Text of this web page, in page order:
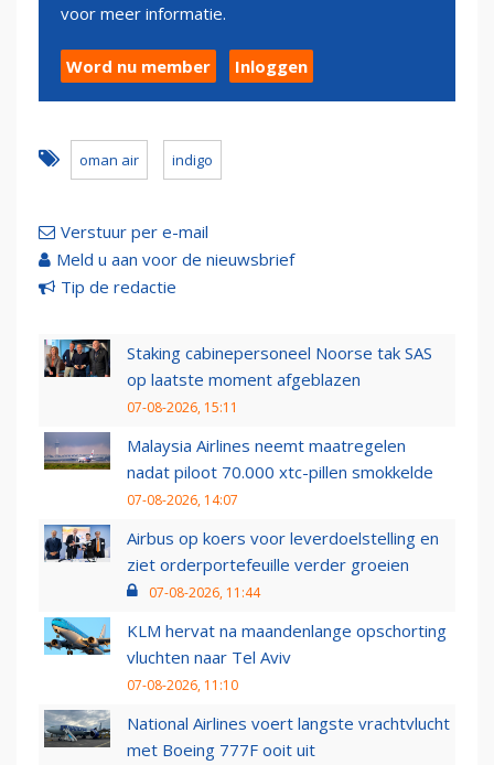
voor meer informatie.
Word nu member Inloggen
oman air indigo
Verstuur per e-mail
Meld u aan voor de nieuwsbrief
Tip de redactie
Staking cabinepersoneel Noorse tak SAS
op laatste moment afgeblazen
07-08-2026, 15:11
Malaysia Airlines neemt maatregelen
nadat piloot 70.000 xtc-pillen smokkelde
07-08-2026, 14:07
Airbus op koers voor leverdoelstelling en
ziet orderportefeuille verder groeien
07-08-2026, 11:44
KLM hervat na maandenlange opschorting
vluchten naar Tel Aviv
07-08-2026, 11:10
National Airlines voert langste vrachtvlucht
met Boeing 777F ooit uit